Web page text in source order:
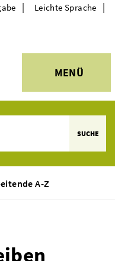
MENÜ
| Leichte Sprache |
SUCHE
A-Z